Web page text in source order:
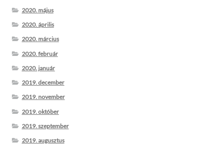
2020. május
2020. április
2020. március
2020. február
2020. január
2019. december
2019. november
2019. október
2019. szeptember
2019. augusztus